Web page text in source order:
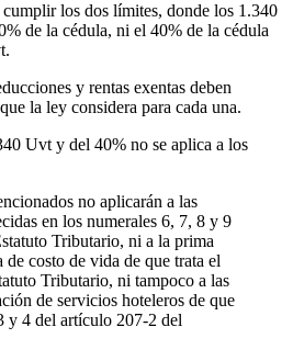
cumplir los dos límites, donde los 1.340
de la cédula, ni el 40% de la cédula
y rentas exentas deben
la ley considera para cada una.
Uvt y del 40% no se aplica a los
no aplicarán a las
en los numerales 6, 7, 8 y 9
Tributario, ni a la prima
costo de vida de que trata el
Tributario, ni tampoco a las
de servicios hoteleros de que
y 4 del artículo 207-2 del